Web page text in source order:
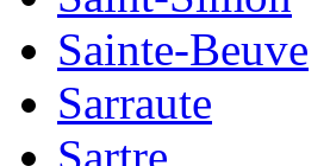
Sainte-Beuve
Sarraute
Sartre